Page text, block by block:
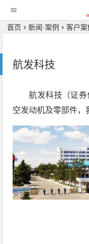
首页 新闻·案例 客户案
航发科技
航发科技（证
空发动机及零部件，